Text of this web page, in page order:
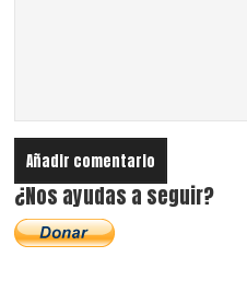
¿Nos ayudas a seguir?